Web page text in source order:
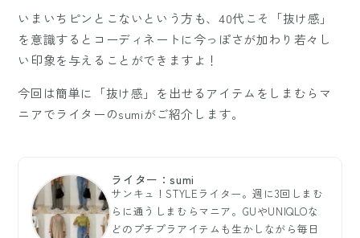
いまいちピンとこないという方も、40代こそ「抜け感」
を意識するとコーディネートに今っぽさが加わり若々し
い印象を与えることができますよ！
今回は簡単に「抜け感」を出せるアイテムをしまむらマ
ニアでライターのsumiがご紹介します。
ライター：sumi
サンキュ！STYLEライター。週に3回しまむ
らに通うしまむらマニア。GUやUNIQLOな
どのプチプラアイテムも生かしながら毎日